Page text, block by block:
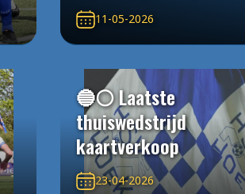
11-05-2026
🔵⚪️ Laatste
thuiswedstrijd
kaartverkoop
23-04-2026